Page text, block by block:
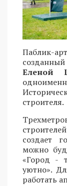
Паблик-
Еленой
строителя.
создает
можно
«Город -
уютно».
работать